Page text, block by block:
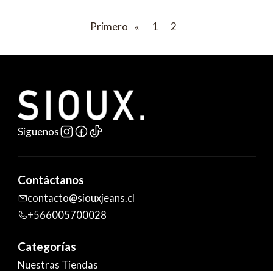
Primero « 1 2
Síguenos
Contáctanos
contacto@siouxjeans.cl
+566005700028
Categorías
Nuestras Tiendas